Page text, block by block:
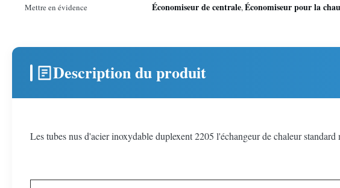
Mettre en évidence
Économiseur de centrale,Économiseur pour la
Description du produit
Les tubes nus d'acier inoxydable duplexent 2205 l'échangeur de chaleur